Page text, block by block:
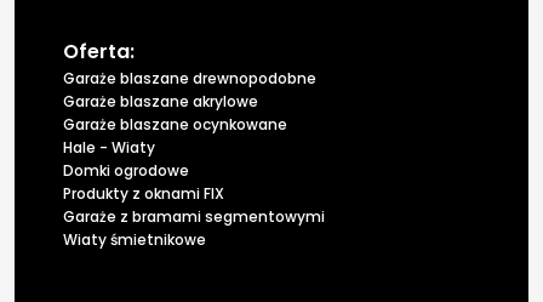
Oferta:
Garaże blaszane drewnopodobne
Garaże blaszane akrylowe
Garaże blaszane ocynkowane
Hale - Wiaty
Domki ogrodowe
Produkty z oknami FIX
Garaże z bramami segmentowymi
Wiaty śmietnikowe